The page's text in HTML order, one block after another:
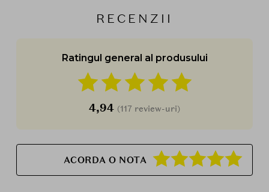
RECENZII
Ratingul general al produsului
4,94 (117 review-uri)
ACORDA O NOTA